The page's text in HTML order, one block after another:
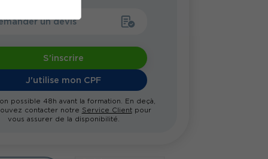
un devis
S'inscrire
J'utilise mon CPF
possible 48h avant la formation. En deçà,
contacter notre Service Clientpour
vous assurer de la disponibilité.